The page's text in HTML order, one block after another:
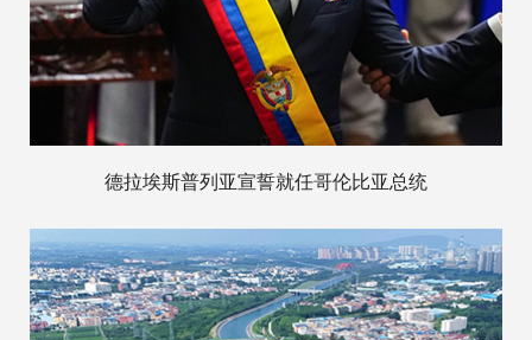
德拉埃斯普列亚宣誓就任哥伦比亚总统